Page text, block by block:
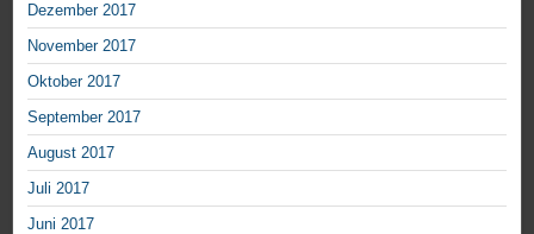
Dezember 2017
November 2017
Oktober 2017
September 2017
August 2017
Juli 2017
Juni 2017